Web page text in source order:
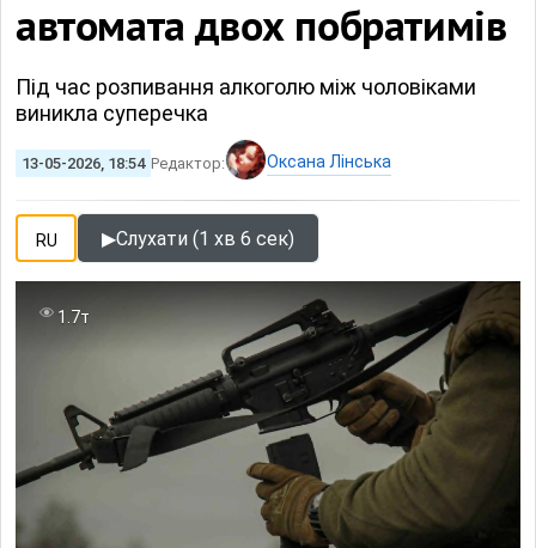
автомата двох побратимів
Під час розпивання алкоголю між чоловіками
виникла суперечка
13-05-2026, 18:54 Редактор: Оксана Лінська
RU ▶Слухати (1 хв 6 сек)
1.7т